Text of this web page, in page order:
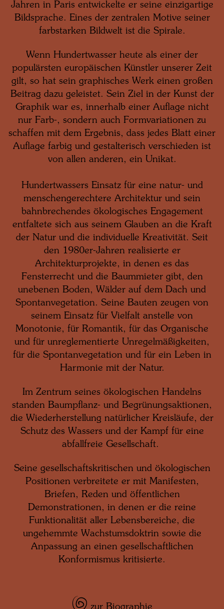
Jahren in Paris entwickelte er seine einzigartige
Bildsprache. Eines der zentralen Motive seiner
farbstarken Bildwelt ist die Spirale.
Wenn Hundertwasser heute als einer der
populärsten europäischen Künstler unserer Zeit
gilt, so hat sein graphisches Werk einen großen
Beitrag dazu geleistet. Sein Ziel in der Kunst der
Graphik war es, innerhalb einer Auflage nicht
nur Farb-, sondern auch Formvariationen zu
schaffen mit dem Ergebnis, dass jedes Blatt einer
Auflage farbig und gestalterisch verschieden ist
von allen anderen, ein Unikat.
Hundertwassers Einsatz für eine natur- und
menschengerechtere Architektur und sein
bahnbrechendes ökologisches Engagement
entfaltete sich aus seinem Glauben an die Kraft
der Natur und die individuelle Kreativität. Seit
den 1980er-Jahren realisierte er
Architekturprojekte, in denen es das
Fensterrecht und die Baummieter gibt, den
unebenen Boden, Wälder auf dem Dach und
Spontanvegetation. Seine Bauten zeugen von
seinem Einsatz für Vielfalt anstelle von
Monotonie, für Romantik, für das Organische
und für unreglementierte Unregelmäßigkeiten,
für die Spontanvegetation und für ein Leben in
Harmonie mit der Natur.
Im Zentrum seines ökologischen Handelns
standen Baumpflanz- und Begrünungsaktionen,
die Wiederherstellung natürlicher Kreisläufe, der
Schutz des Wassers und der Kampf für eine
abfallfreie Gesellschaft.
Seine gesellschaftskritischen und ökologischen
Positionen verbreitete er mit Manifesten,
Briefen, Reden und öffentlichen
Demonstrationen, in denen er die reine
Funktionalität aller Lebensbereiche, die
ungehemmte Wachstumsdoktrin sowie die
Anpassung an einen gesellschaftlichen
Konformismus kritisierte.